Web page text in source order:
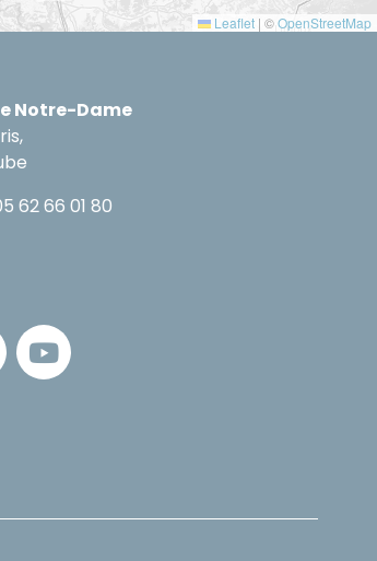
Leaflet | ©OpenStreetMap
Notre-Dame
62 66 01 80